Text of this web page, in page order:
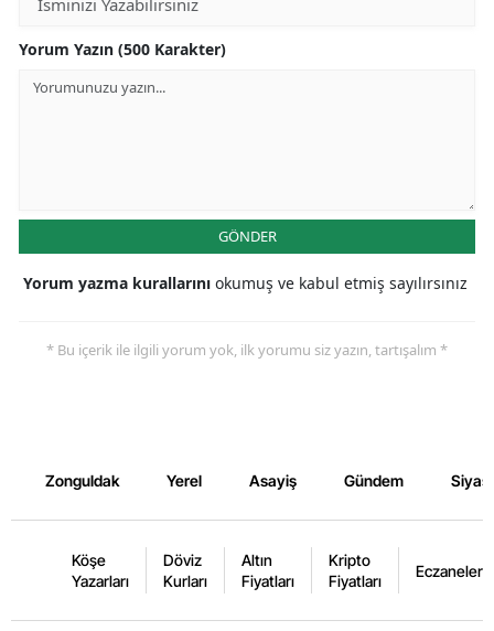
Yorum Yazın (500 Karakter)
GÖNDER
Yorum yazma kurallarını okumuş ve kabul etmiş sayılırsınız
* Bu içerik ile ilgili yorum yok, ilk yorumu siz yazın, tartışalım *
Zonguldak Yerel Asayiş Gündem
Köşe
Yazarları
Döviz
Kurları
Altın
Fiyatları
Kripto
Fiyatları
Eczaneler